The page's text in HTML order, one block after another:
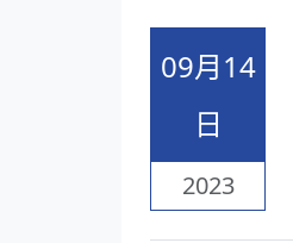
09月14
日
2023